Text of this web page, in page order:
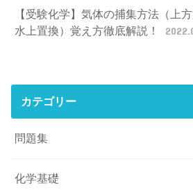
【受験化学】気体の捕集方法（上
水上置換）覚え方徹底解説！
カテゴリー
問題集
化学基礎